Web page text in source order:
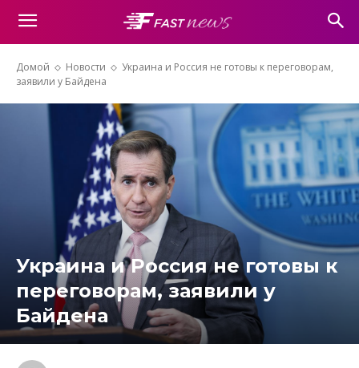
Домой Новости
Украина и Россия не готовы к переговорам,
заявили у Байдена
Украина и Россия не готовы к
переговорам, заявили у
Байдена